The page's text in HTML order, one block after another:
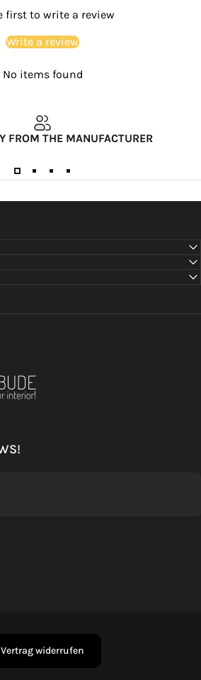
first to write a review
Write a review
No items found
FROM THE MANUFACTURER
Vertrag widerrufen